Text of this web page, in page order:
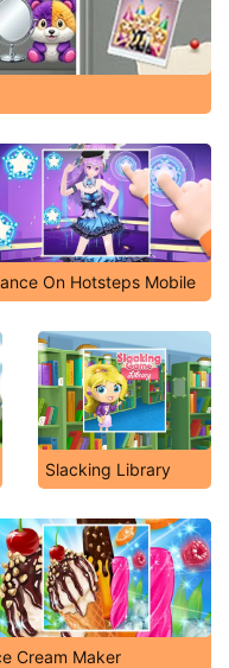
On Hotsteps Mobile
Slacking Library
Cream Maker